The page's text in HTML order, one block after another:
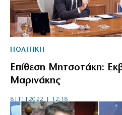
ΠΟΛΙΤΙΚΗ
Επίθεση Μητσοτάκη:
Μαρινάκης
8|11|2022 | 12:18